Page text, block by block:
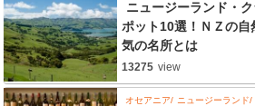
ニュージーランド・
ポット10選！ＮＺの
気の名所とは
13275 view
オセアニア ニュージーランド